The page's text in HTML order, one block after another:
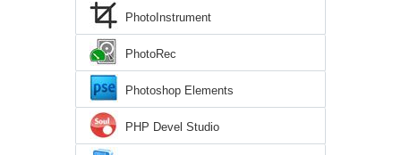
PhotoInstrument
PhotoRec
Photoshop Elements
PHP Devel Studio